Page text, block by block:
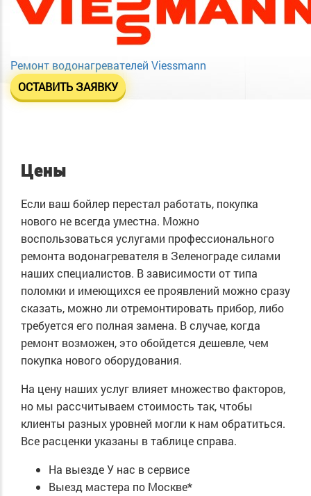
Ремонт водонагревателей Viessmann
ОСТАВИТЬ ЗАЯВКУ
Цены
Если ваш бойлер перестал работать, покупка
нового не всегда уместна. Можно
воспользоваться услугами профессионального
ремонта водонагревателя в Зеленограде силами
наших специалистов. В зависимости от типа
поломки и имеющихся ее проявлений можно сразу
сказать, можно ли отремонтировать прибор, либо
требуется его полная замена. В случае, когда
ремонт возможен, это обойдется дешевле, чем
покупка нового оборудования.
На цену наших услуг влияет множество факторов,
но мы рассчитываем стоимость так, чтобы
клиенты разных уровней могли к нам обратиться.
Все расценки указаны в таблице справа.
На выездеУ нас в сервисе
Выезд мастера по Москве*